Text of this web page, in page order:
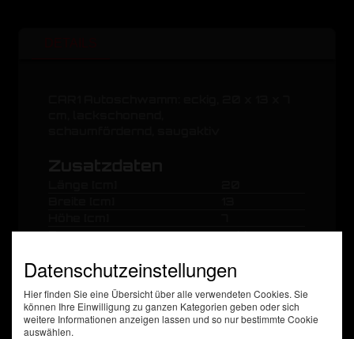
Form
eckig
(Polyurethan)
VpE
140Stck,
Palette
Datenschutzeinstellungen
Hier finden Sie eine Übersicht über alle verwendeten Cookies. Sie
können Ihre Einwilligung zu ganzen Kategorien geben oder sich
weitere Informationen anzeigen lassen und so nur bestimmte Cookie
auswählen.